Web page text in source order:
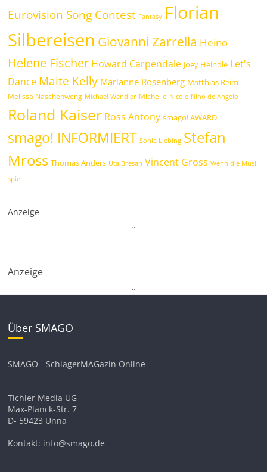
Eurovision Song Contest Fantasy Florian
Silbereisen Giovanni Zarrella Heino
Helene Fischer Howard Carpendale Joey Heindle Let's
Dance Maite Kelly Marianne Rosenberg Matthias Reim
Melissa Naschenweng Michael Wendler Michelle Nicole Nino de Angelo
Roland Kaiser Ross Antony smago! AWARD
smago! INFORMIERT Sonia Liebing Stefan
Mross Thomas Anders Uta Bresan Vincent Gross Wenn die Musi
spielt
Anzeige
..
Anzeige
..
Über SMAGO
SMAGO - SchlagerMAGazin Online
Tichler Media UG
Max-Planck-Str. 7
D- 59423 Unna
Kontakt: info@smago.de